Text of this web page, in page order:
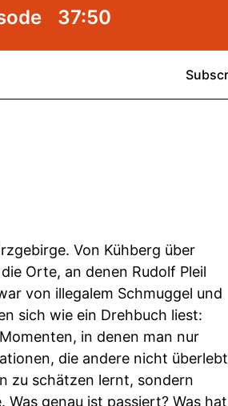
Von Kühberg über
Orte, an denen Rudolf Pleil
von illegalem Schmuggel und
sich wie ein Drehbuch liest:
in denen man nur
die andere nicht überlebt
zu schätzen lernt, sondern
genau ist passiert? Was hat